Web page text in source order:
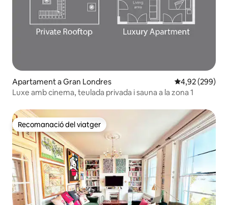
Apartament a Gran Londres 4,92 de
4,92 (299)
Luxe amb cinema, teulada privada i sauna a la zona 1
Recomanació del viatger
Recomanació del viatger